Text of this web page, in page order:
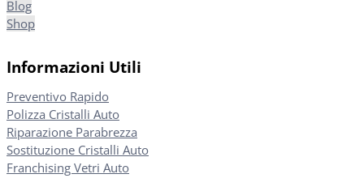
Blog
Shop
Informazioni Utili
Preventivo Rapido
Polizza Cristalli Auto
Riparazione Parabrezza
Sostituzione Cristalli Auto
Franchising Vetri Auto